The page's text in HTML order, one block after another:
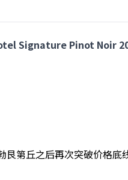
Signature Pinot Noir
艮第丘之后再次突破价格底线